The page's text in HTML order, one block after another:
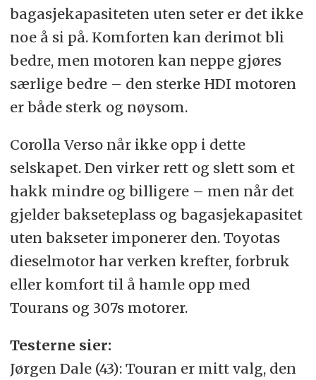
bagasjekapasiteten uten seter er det ikke
noe å si på. Komforten kan derimot bli
bedre, men motoren kan neppe gjøres
særlige bedre – den sterke HDI motoren
er både sterk og nøysom.
Corolla Verso når ikke opp i dette
selskapet. Den virker rett og slett som et
hakk mindre og billigere – men når det
gjelder bakseteplass og bagasjekapasitet
uten bakseter imponerer den. Toyotas
dieselmotor har verken krefter, forbruk
eller komfort til å hamle opp med
Tourans og 307s motorer.
Testerne sier:
Jørgen Dale (43): Touran er mitt valg, den